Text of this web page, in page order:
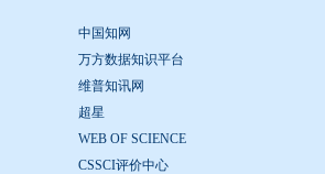
中国知网
万方数据知识平台
维普知讯网
超星
WEB OF SCIENCE
CSSCI评价中心